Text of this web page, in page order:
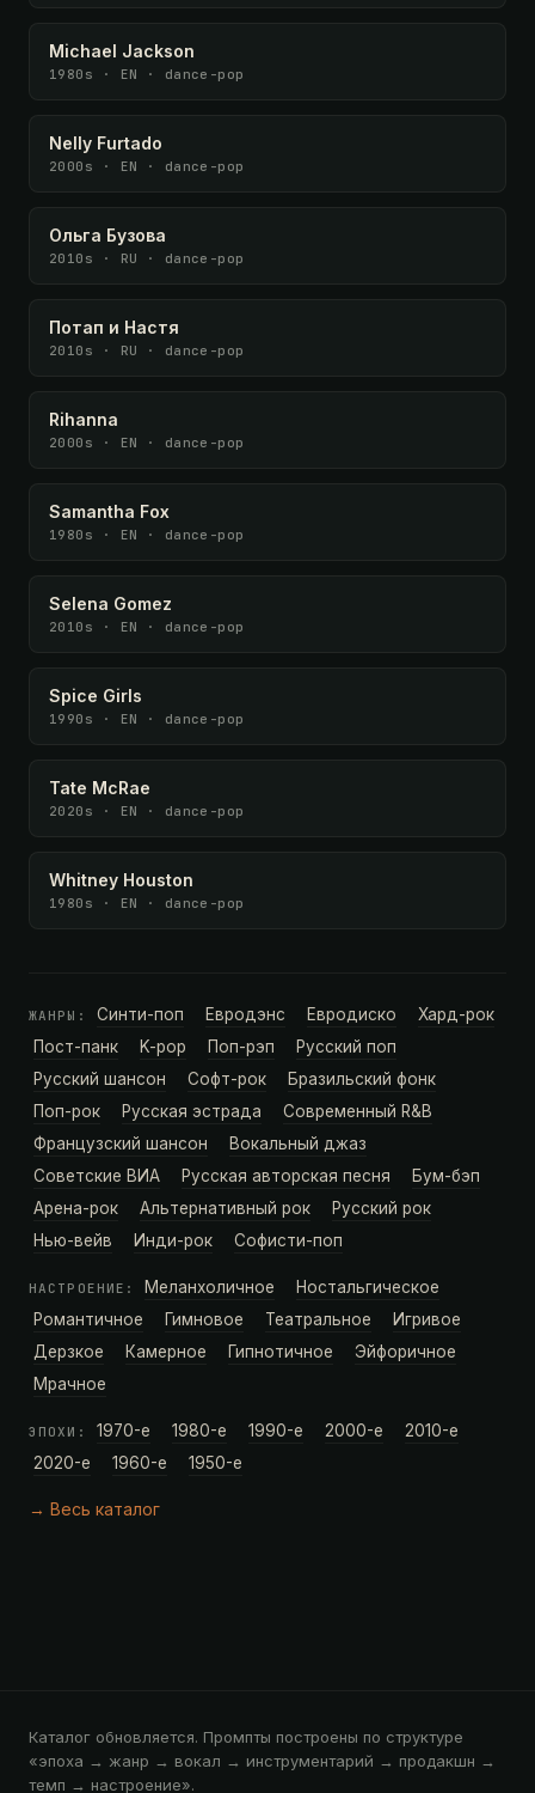
Michael Jackson
1980s · EN · dance-pop
Nelly Furtado
2000s · EN · dance-pop
Ольга Бузова
2010s · RU · dance-pop
Потап и Настя
2010s · RU · dance-pop
Rihanna
2000s · EN · dance-pop
Samantha Fox
1980s · EN · dance-pop
Selena Gomez
2010s · EN · dance-pop
Spice Girls
1990s · EN · dance-pop
Tate McRae
2020s · EN · dance-pop
Whitney Houston
1980s · EN · dance-pop
ЖАНРЫ: Синти-поп Евродэнс Евродиско
Хард-рок
Пост-панк
K-pop Поп-рэп
Русский поп
Русский шансон
Софт-рок
Бразильский фонк
Поп-рок
Русская эстрада
Современный R&B
Французский шансон
Вокальный джаз
Советские ВИА
Русская авторская песня
Бум-бэп
Арена-рок
Альтернативный рок
Русский рок
Нью-вейв
Инди-рок Софисти-поп
НАСТРОЕНИЕ: Меланхоличное
Ностальгическое
Романтичное
Гимновое Театральное
Игривое
Дерзкое
Камерное Гипнотичное
Эйфоричное
Мрачное
ЭПОХИ: 1970-е 1980-е 1990-е 2000-е
2010-е
2020-е
1960-е 1950-е
→ Весь каталог
Каталог обновляется. Промпты построены по структуре
«эпоха → жанр → вокал → инструментарий → продакшн →
темп → настроение».